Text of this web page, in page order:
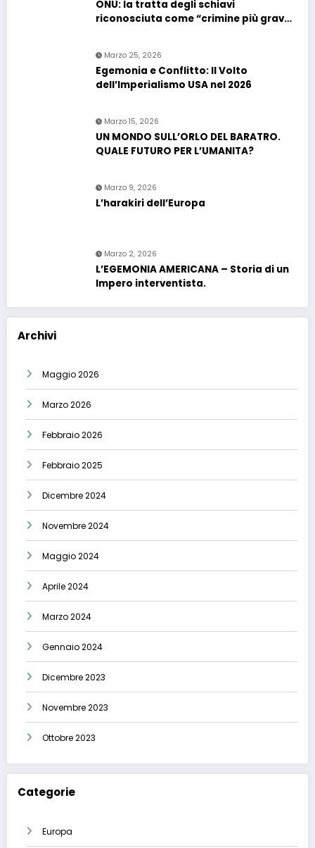
ONU: la tratta degli schiavi
riconosciuta come “crimine più grave
Marzo 25, 2026
Egemonia e Conflitto: Il Volto
dell’Imperialismo USA nel 2026
Marzo 15, 2026
UN MONDO SULL’ORLO DEL BARATRO.
QUALE FUTURO PER L’UMANITA?
Marzo 9, 2026
L’harakiri dell’Europa
Marzo 2, 2026
L’EGEMONIA AMERICANA – Storia di un
Impero interventista.
Archivi
Maggio 2026
Marzo 2026
Febbraio 2026
Febbraio 2025
Dicembre 2024
Novembre 2024
Maggio 2024
Aprile 2024
Marzo 2024
Gennaio 2024
Dicembre 2023
Novembre 2023
Ottobre 2023
Categorie
Europa